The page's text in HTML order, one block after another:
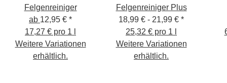
Felgenreiniger
ab 12,95 € *
17,27 € pro 1 l
Weitere Variationen
erhältlich.
Felgenreiniger Plus
18,99 € - 21,99 € *
25,32 € pro 1 l
Weitere Variationen
erhältlich.